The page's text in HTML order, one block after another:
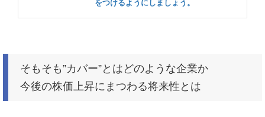
をつけるようにしましょう。
そもそも”カバー”とはどのような企業か
今後の株価上昇にまつわる将来性とは